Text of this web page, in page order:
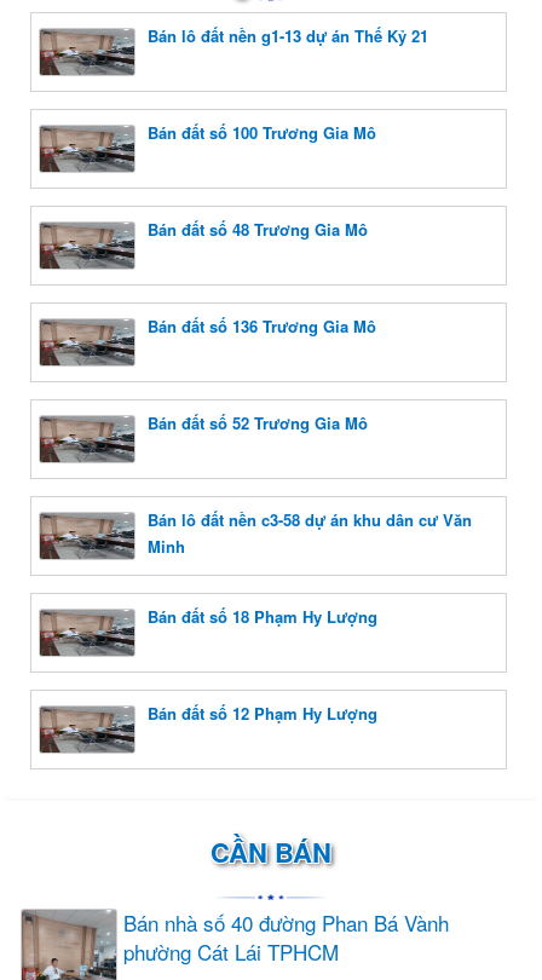
Bán lô đất nền g1-13 dự án Thế Kỷ 21
Bán đất số 100 Trương Gia Mô
Bán đất số 48 Trương Gia Mô
Bán đất số 136 Trương Gia Mô
Bán đất số 52 Trương Gia Mô
Bán lô đất nền c3-58 dự án khu dân cư Văn
Minh
Bán đất số 18 Phạm Hy Lượng
Bán đất số 12 Phạm Hy Lượng
CẦN BÁN
Bán nhà số 40 đường Phan Bá Vành
phường Cát Lái TPHCM